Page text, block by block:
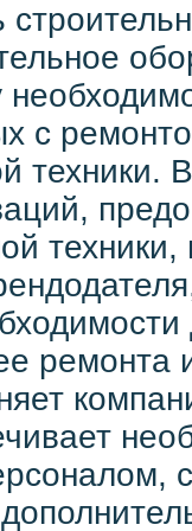
с
техники.
ремонта